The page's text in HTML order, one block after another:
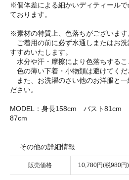
※個体差による細かいディティール
ております。
※素材の特質上、色落ちがございます
ご着用の前に必ず水通しまたはお
すすめいたします。
水分や汗・摩擦により色落ちするこ
色の薄い下着・小物類は避けてくだ
また、お洗濯のさい他のお洋服と一
ださい。
MODEL：身長158cm バスト81cm
87cm
その他の詳細情報
販売価格 10,780円(税980円)